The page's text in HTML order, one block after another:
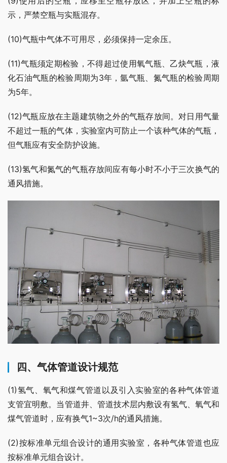
示，严禁空瓶与实瓶混存。
(10)气瓶中气体不可用尽，必须保持一定余压。
(11)气瓶须定期检验，不得超过使用氧气瓶、乙炔气瓶，液
化石油气瓶的检验周期为3年，氩气瓶、氮气瓶的检验周期
为5年。
(12)气瓶应放在主题建筑物之外的气瓶存放间。对日用气量
不超过一瓶的气体，实验室内可防止一个该种气体的气瓶，
但气瓶应有安全防护设施。
(13)氢气和氮气的气瓶存放间应有每小时不小于三次换气的
通风措施。
四、气体管道设计规范
(1)氢气、氧气和煤气管道以及引入实验室的各种气体管道
支管宜明敷。当管道井、管道技术层内敷设有氢气、氧气和
煤气管道时，应有换气1~3次/h的通风措施。
(2)按标准单元组合设计的通用实验室，各种气体管道也应
按标准单元组合设计。